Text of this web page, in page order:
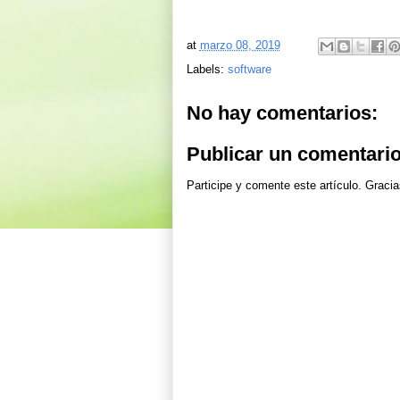
at marzo 08, 2019
Labels: software
No hay comentarios:
Publicar un
Participe y comente este artículo.